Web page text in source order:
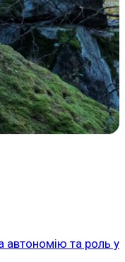
автономію та роль у